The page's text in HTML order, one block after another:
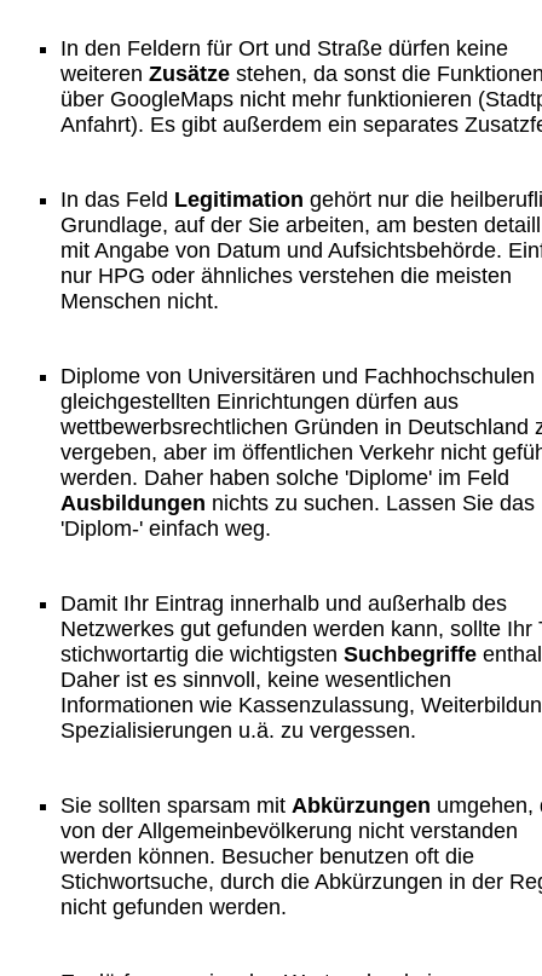
In den Feldern für Ort und Straße dürfen keine
weiteren Zusätze stehen, da sonst die
über GoogleMaps nicht mehr funktionieren
Anfahrt). Es gibt außerdem ein separates
In das Feld Legitimation gehört nur die
Grundlage, auf der Sie arbeiten, am besten
mit Angabe von Datum und Aufsichtsbehörde.
nur HPG oder ähnliches verstehen die meisten
Menschen nicht.
Diplome von Universitären und Fachhochschulen
gleichgestellten Einrichtungen dürfen aus
wettbewerbsrechtlichen Gründen in Deutschland
vergeben, aber im öffentlichen Verkehr nicht
werden. Daher haben solche 'Diplome' im Feld
Ausbildungen nichts zu suchen. Lassen Sie das
'Diplom-' einfach weg.
Damit Ihr Eintrag innerhalb und außerhalb des
Netzwerkes gut gefunden werden kann, sollte Ihr
stichwortartig die wichtigsten Suchbegriffe
Daher ist es sinnvoll, keine wesentlichen
Informationen wie Kassenzulassung,
Spezialisierungen u.ä. zu vergessen.
Sie sollten sparsam mit Abkürzungen umgehen,
von der Allgemeinbevölkerung nicht verstanden
werden können. Besucher benutzen oft die
Stichwortsuche, durch die Abkürzungen in der
nicht gefunden werden.